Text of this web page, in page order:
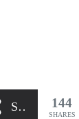
Share 144
SHARES